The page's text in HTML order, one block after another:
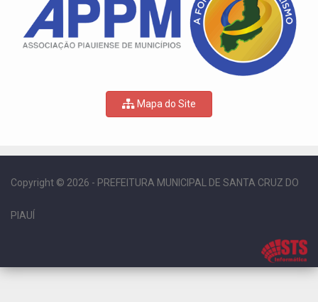
Mapa do Site
Copyright © 2026 - PREFEITURA MUNICIPAL DE SANTA CRUZ DO
PIAUÍ